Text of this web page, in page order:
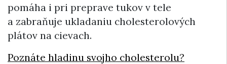
pomáha i pri preprave tukov v tele
a zabraňuje ukladaniu cholesterolových
plátov na cievach.
Poznáte hladinu svojho cholesterolu?